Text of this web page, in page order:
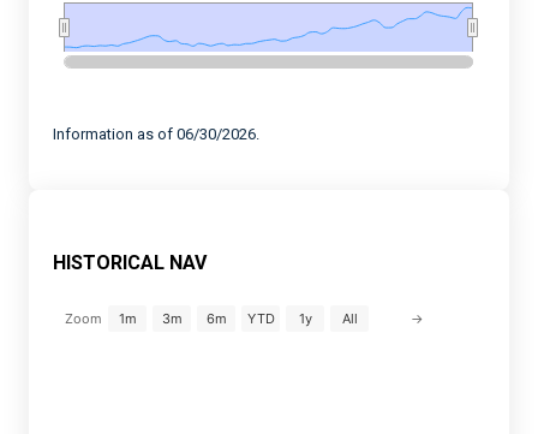
Information as of 06/30/2026.
HISTORICAL NAV
Zoom 1m 3m 6m YTD 1y All →